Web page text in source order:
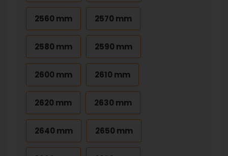
2560 mm 2570 mm
2580 mm 2590 mm
2600 mm 2610 mm
2620 mm 2630 mm
2640 mm 2650 mm